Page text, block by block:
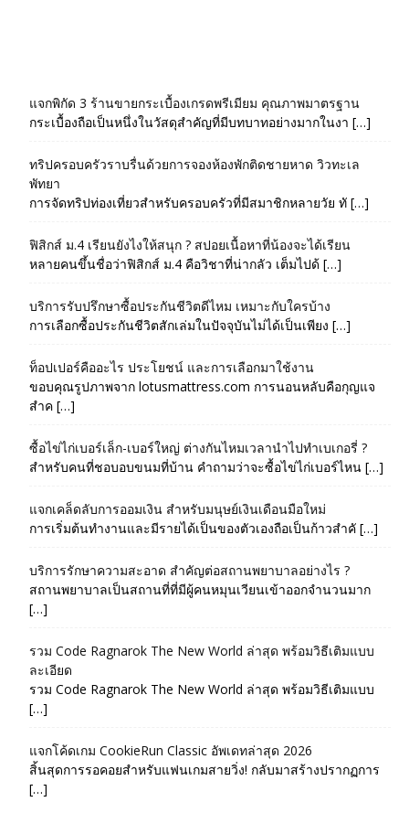
แจกพิกัด 3 ร้านขายกระเบื้องเกรดพรีเมียม คุณภาพมาตรฐาน
กระเบื้องถือเป็นหนึ่งในวัสดุสำคัญที่มีบทบาทอย่างมากในงา […]
ทริปครอบครัวราบรื่นด้วยการจองห้องพักติดชายหาด วิวทะเล
พัทยา
การจัดทริปท่องเที่ยวสำหรับครอบครัวที่มีสมาชิกหลายวัย ทั […]
ฟิสิกส์ ม.4 เรียนยังไงให้สนุก ? สปอยเนื้อหาที่น้องจะได้เรียน
หลายคนขึ้นชื่อว่าฟิสิกส์ ม.4 คือวิชาที่น่ากลัว เต็มไปด้ […]
บริการรับปรึกษาซื้อประกันชีวิตดีไหม เหมาะกับใครบ้าง
การเลือกซื้อประกันชีวิตสักเล่มในปัจจุบันไม่ได้เป็นเพียง […]
ท็อปเปอร์คืออะไร ประโยชน์ และการเลือกมาใช้งาน
ขอบคุณรูปภาพจาก lotusmattress.com การนอนหลับคือกุญแจ
สำค […]
ซื้อไข่ไก่เบอร์เล็ก-เบอร์ใหญ่ ต่างกันไหมเวลานำไปทำเบเกอรี่ ?
สำหรับคนที่ชอบอบขนมที่บ้าน คำถามว่าจะซื้อไข่ไก่เบอร์ไหน […]
แจกเคล็ดลับการออมเงิน สำหรับมนุษย์เงินเดือนมือใหม่
การเริ่มต้นทำงานและมีรายได้เป็นของตัวเองถือเป็นก้าวสำคั […]
บริการรักษาความสะอาด สำคัญต่อสถานพยาบาลอย่างไร ?
สถานพยาบาลเป็นสถานที่ที่มีผู้คนหมุนเวียนเข้าออกจำนวนมาก
[…]
รวม Code Ragnarok The New World ล่าสุด พร้อมวิธีเติมแบบ
ละเอียด
รวม Code Ragnarok The New World ล่าสุด พร้อมวิธีเติมแบบ
[…]
แจกโค้ดเกม CookieRun Classic อัพเดทล่าสุด 2026
สิ้นสุดการรอคอยสำหรับแฟนเกมสายวิ่ง! กลับมาสร้างปรากฏการ
[…]